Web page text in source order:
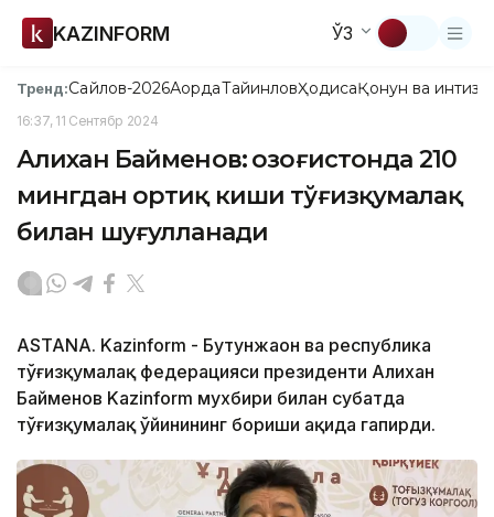
KAZINFORM ЎЗ
Тренд:Сайлов-2026АқордаТайинловҲодисаҚонун ва
16:37, 11 Сентябр 2024
Алихан Байменов: Қозоғистонда 210
мингдан ортиқ киши тўғизқумалақ
билан шуғулланади
ASTANA. Kazinform - Бутунжаҳон ва республика
тўғизқумалақ федерацияси президенти Алихан
Байменов Kazinform мухбири билан суҳбатда
тўғизқумалақ ўйинининг бориши ҳақида гапирди.